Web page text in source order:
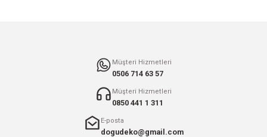
Müşteri Hizmetleri
0506 714 63 57
Müşteri Hizmetleri
0850 441 1 311
E-posta
dogudeko@gmail.com